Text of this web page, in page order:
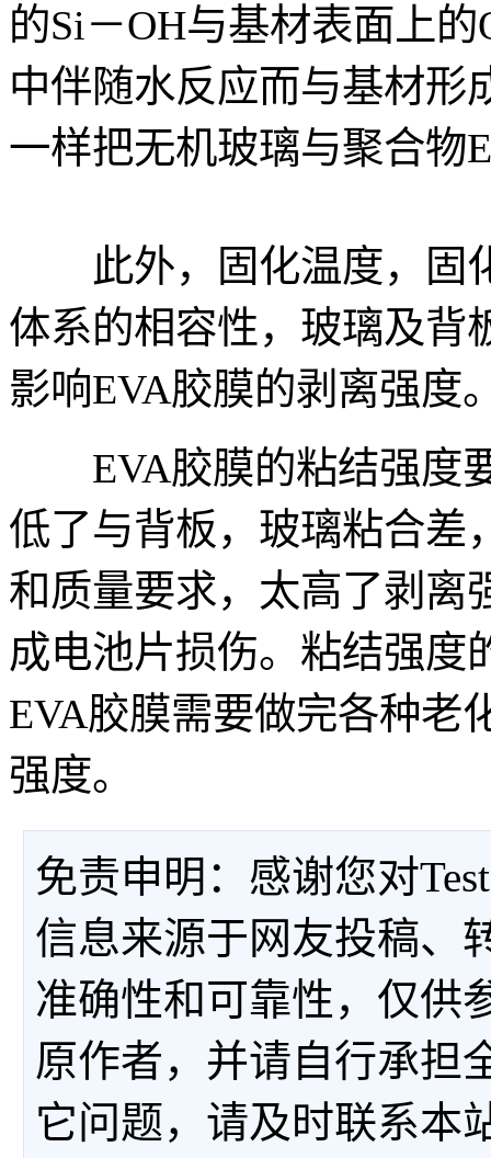
的Si－OH与基材表面上
中伴随水反应而与基材形
一样把无机玻璃与聚合物
此外，固化温度，固
体系的相容性，玻璃及背
影响EVA胶膜的剥离强度
EVA胶膜的粘结强度
低了与背板，玻璃粘合差
和质量要求，太高了剥离
成电池片损伤。粘结强度
EVA胶膜需要做完各种老
强度。
免责申明：感谢您对
信息来源于网友投稿、
准确性和可靠性，仅供
原作者，并请自行承担
它问题，请及时联系本